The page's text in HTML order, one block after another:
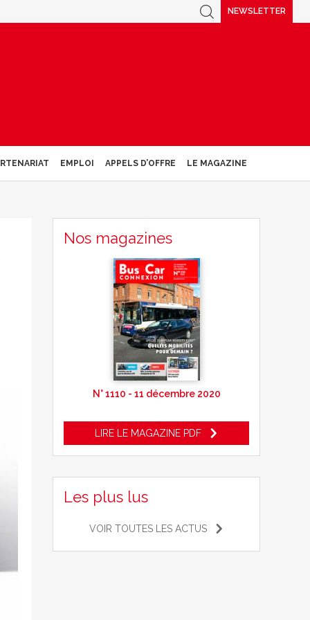
NEWSLETTER
EMPLOI APPELS D’OFFRE LE MAGAZINE
Nos magazines
N° 1110 - 11 décembre 2020
LIRE LE MAGAZINE PDF
Les plus lus
VOIR TOUTES LES ACTUS